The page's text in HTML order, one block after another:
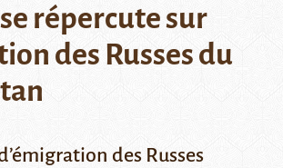
répercute sur
des Russes du
des Russes